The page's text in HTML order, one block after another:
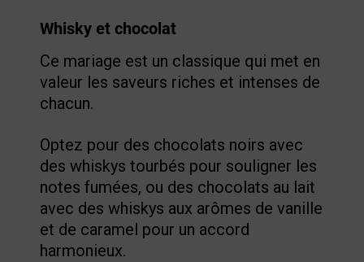
Whisky et chocolat
Ce mariage est un classique qui met en
valeur les saveurs riches et intenses de
chacun.
Optez pour des chocolats noirs avec
des whiskys tourbés pour souligner les
notes fumées, ou des chocolats au lait
avec des whiskys aux arômes de vanille
et de caramel pour un accord
harmonieux.